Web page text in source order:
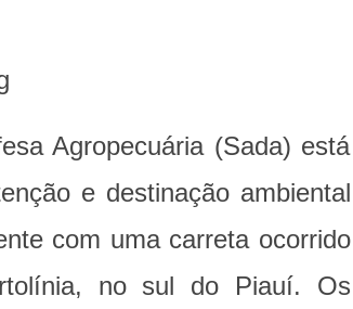
Agropecuária (Sada) está
e destinação ambiental
com uma carreta ocorrido
no sul do Piauí. Os